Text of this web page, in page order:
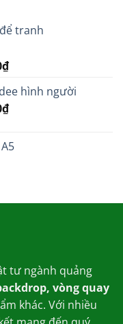
tranh
₫Giá
tại
là:
hình người
₫Giá
là:
tư ngành quảng
vòng quay
khác. Với nhiều